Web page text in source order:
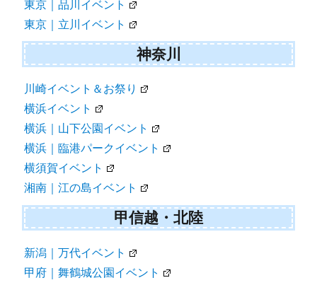
東京｜品川イベント
東京｜立川イベント
神奈川
川崎イベント＆お祭り
横浜イベント
横浜｜山下公園イベント
横浜｜臨港パークイベント
横須賀イベント
湘南｜江の島イベント
甲信越・北陸
新潟｜万代イベント
甲府｜舞鶴城公園イベント